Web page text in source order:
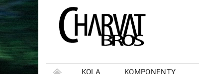
KOLA KOMPONENTY